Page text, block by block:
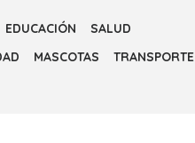
EDUCACIÓN
SALUD
MASCOTAS
TRANSPORTE